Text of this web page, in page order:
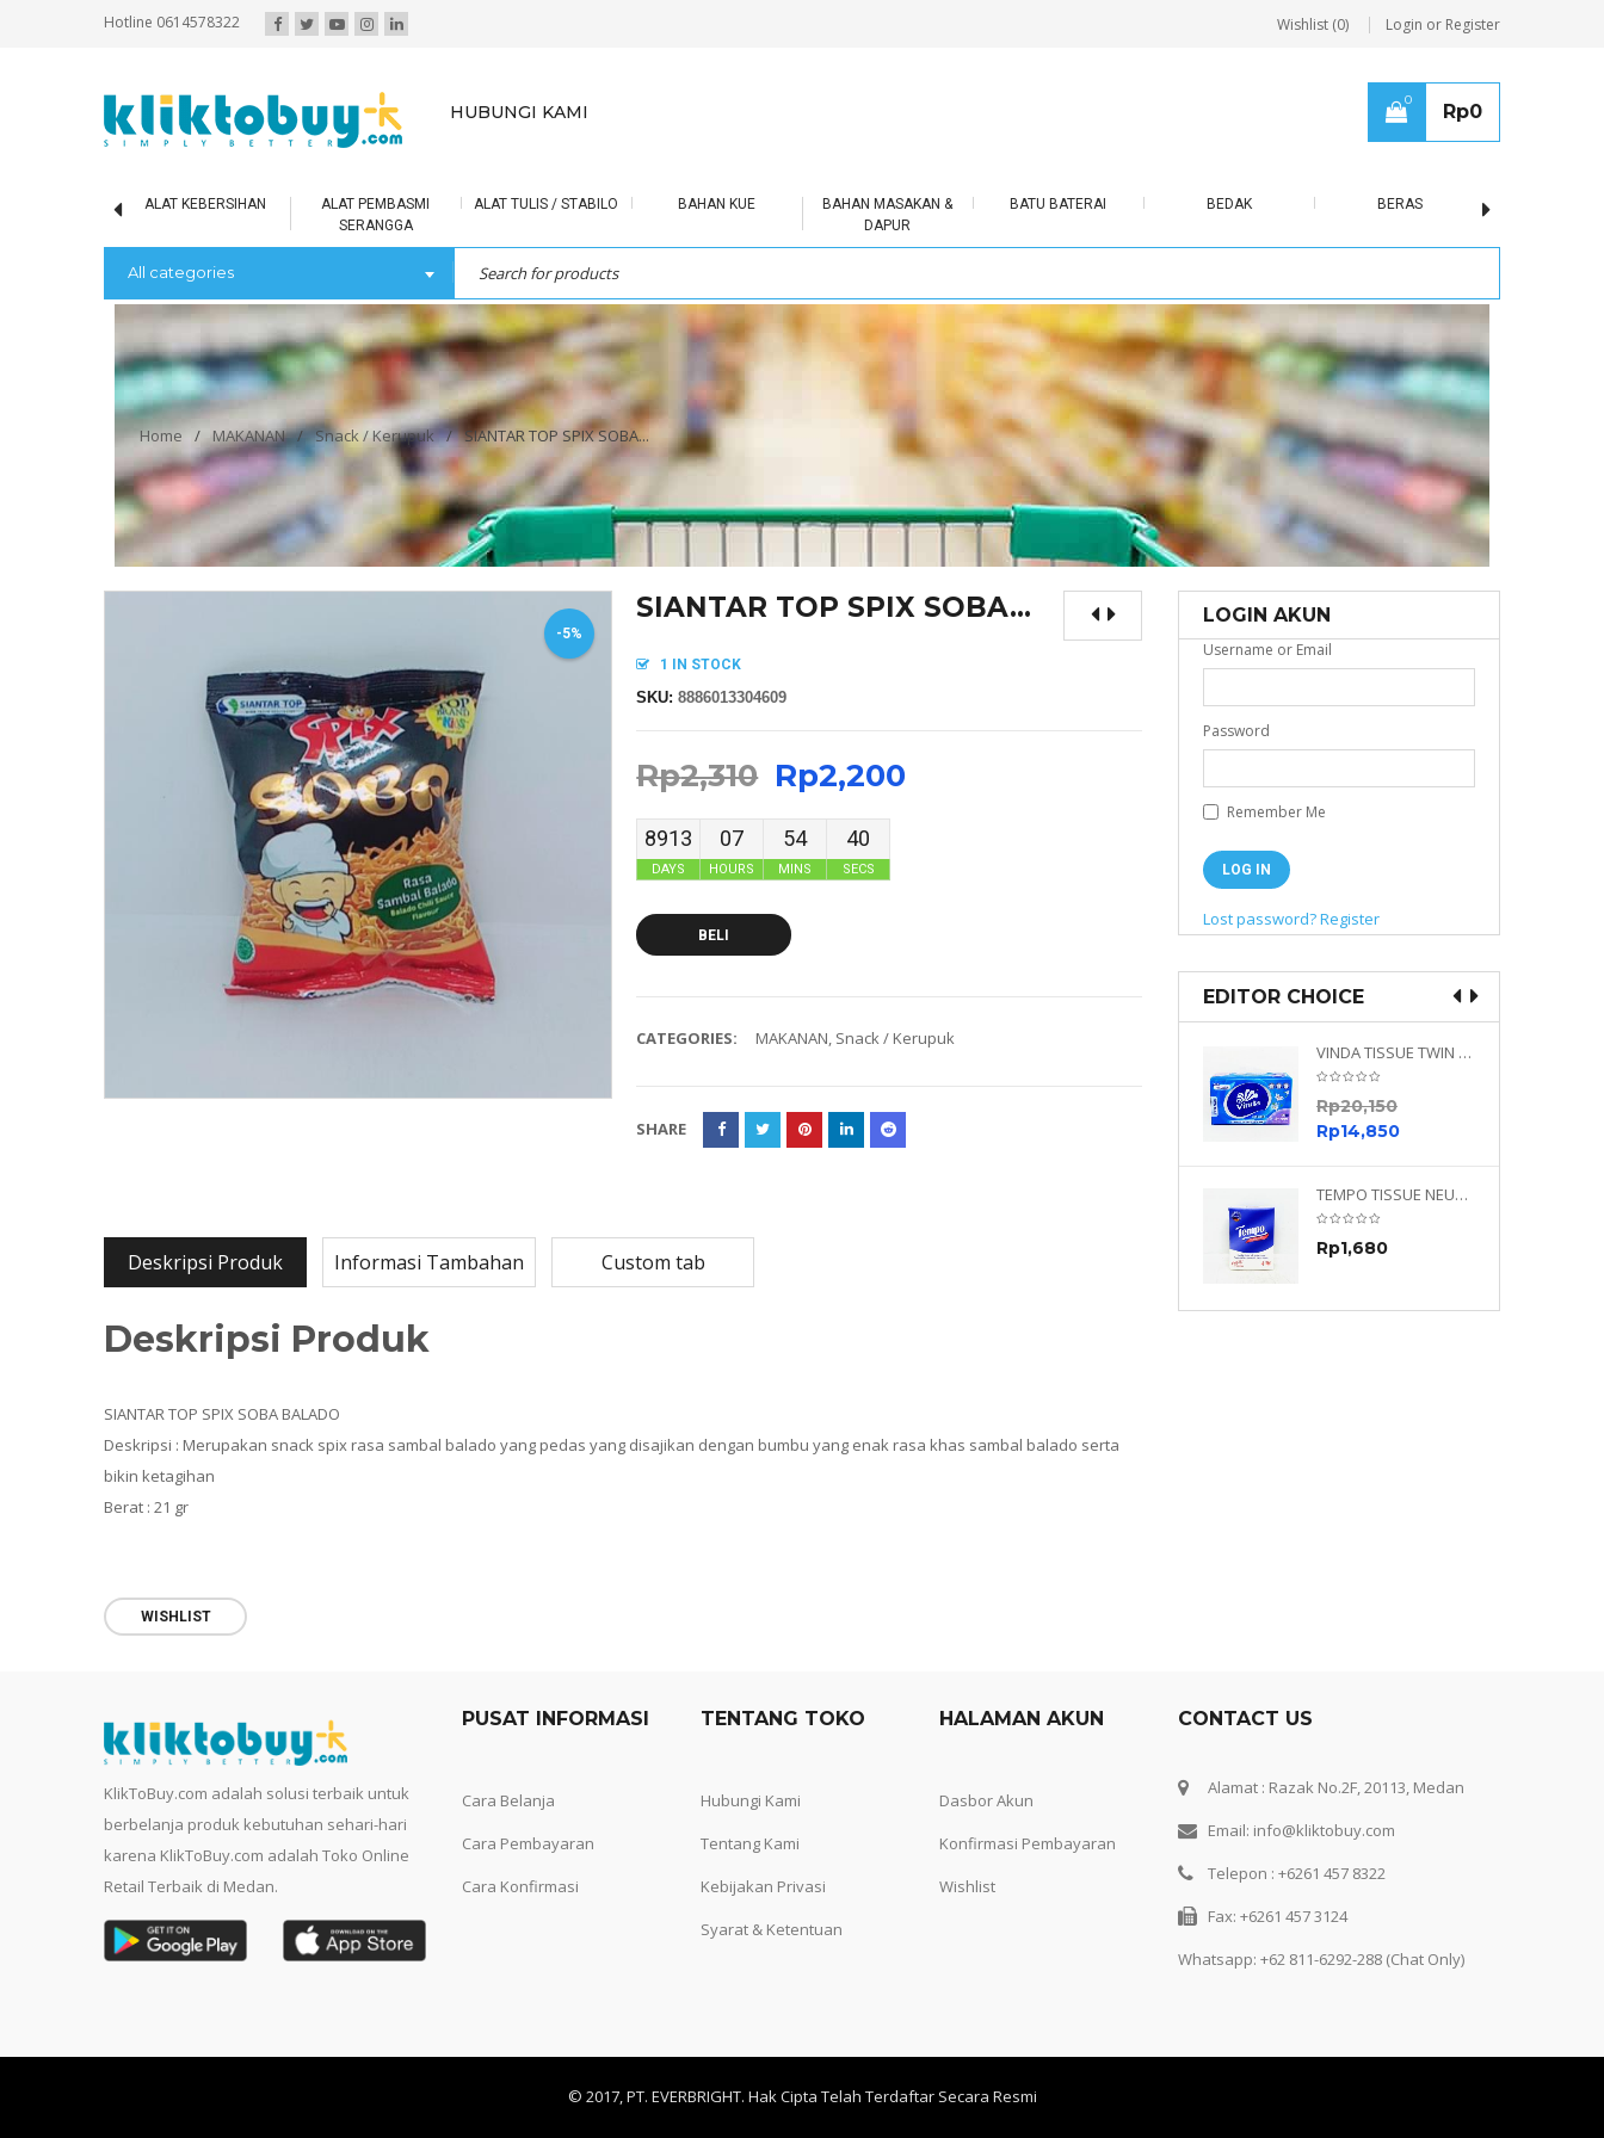
Hotline 0614578322 Wishlist (0) Login or Register
HUBUNGI KAMI
0
Rp0
ALAT KEBERSIHAN
ALAT PEMBASMI
SERANGGA
ALAT TULIS / STABILO BAHAN KUE
BAHAN MASAKAN &
DAPUR
BATU BATERAI BEDAK BERAS
All categories
Home / MAKANAN / Snack / Kerupuk / SIANTAR TOP SPIX SOBA...
-5%
SIANTAR TOP SPIX SOBA...
1 IN STOCK
SKU:8886013304609
Rp2,310 Rp2,200
8913
DAYS
07
HOURS
54
MINS
40
SECS
BELI
CATEGORIES: MAKANAN, Snack / Kerupuk
SHARE
Deskripsi Produk Informasi Tambahan Custom tab
Deskripsi Produk
SIANTAR TOP SPIX SOBA BALADO
Deskripsi : Merupakan snack spix rasa sambal balado yang pedas yang disajikan dengan bumbu yang enak rasa khas sambal balado serta
bikin ketagihan
Berat : 21 gr
WISHLIST
LOGIN AKUN
Username or Email
Password
Remember Me
Lost password?Register
EDITOR CHOICE
Rp
87,024
VINDA TISSUE TWIN PACK 2 X 330 S
Rp20,150
Rp14,850
TEMPO TISSUE NEUTRAL PETIT 4PLY
Rp1,680
KlikToBuy.com adalah solusi terbaik untuk
berbelanja produk kebutuhan sehari-hari
karena KlikToBuy.com adalah Toko Online
Retail Terbaik di Medan.
PUSAT INFORMASI
Cara Belanja
Cara Pembayaran
Cara Konfirmasi
TENTANG TOKO
Hubungi Kami
Tentang Kami
Kebijakan Privasi
Syarat & Ketentuan
HALAMAN AKUN
Dasbor Akun
Konfirmasi Pembayaran
Wishlist
CONTACT US
Alamat : Razak No.2F, 20113, Medan
Email: info@kliktobuy.com
Telepon : +6261 457 8322
Fax: +6261 457 3124
Whatsapp: +62 811-6292-288 (Chat Only)
© 2017, PT. EVERBRIGHT. Hak Cipta Telah Terdaftar Secara Resmi